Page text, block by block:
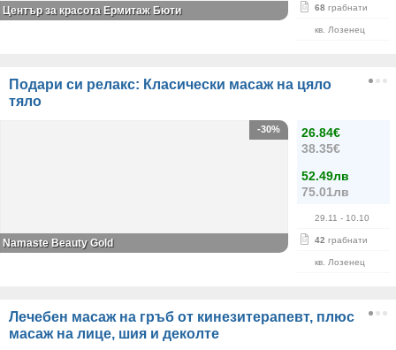
68 грабнати
кв. Лозенец
Център за красота Ермитаж Бюти
Подари си релакс: Класически масаж на цяло
тяло
26.84€
38.35€
52.49лв
75.01лв
29.11 - 10.10
42 грабнати
кв. Лозенец
-30%
Namaste Beauty Gold
Лечебен масаж на гръб от кинезитерапевт, плюс
масаж на лице, шия и деколте